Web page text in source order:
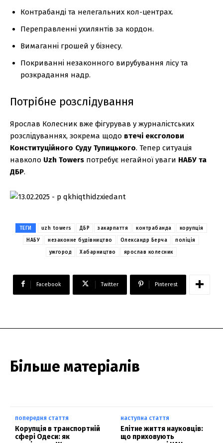
Контрабанді та нелегальних кол-центрах.
Переправленні ухилянтів за кордон.
Вимаганні грошей у бізнесу.
Покриванні незаконного вирубування лісу та
розкрадання надр.
Потрібне розслідування
Ярослав Колесник вже фігурував у журналістських
розслідуваннях, зокрема щодо втечі ексголови
Конституційного Суду Тупицького. Тепер ситуація
навколо Uzh Towers потребує негайної уваги НАБУ та
ДБР.
ТЕГИ uzh towers ДБР закарпаття контрабанда
корупція
НАБУ
незаконне будівництво Олександр Берча
поліція
ужгород
Хабарництво ярослав колесник
Facebook Twitter Pinterest
Більше матеріалів
попередня стаття
Корупція в транспортній
сфері Одеси: як
наступна стаття
Елітне життя науковців:
що приховують